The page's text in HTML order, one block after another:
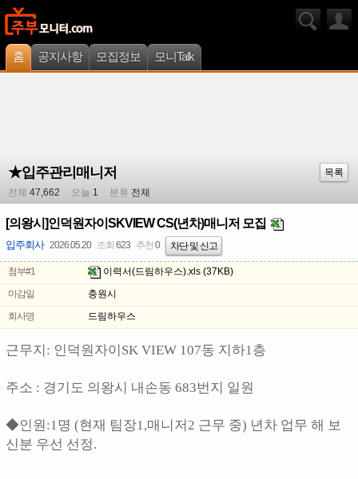
홈 공지사항 모집정보 모니Talk
★입주관리매니저
목록
전체 47,662 오늘 1 분류 전체
[의왕시]인덕원자이SKVIEW CS(년차)매니저 모집
입주회사 2026.05.20 조회 623 추천 0 차단 및 신고
첨부#1 이력서(드림하우스).xls (37KB)
마감일
충원시
회사명
드림하우스
근무지: 인덕원자이SK VIEW 107동 지하1층
주소 : 경기도 의왕시 내손동 683번지 일원
◆인원:1명 (현재 팀장1,매니저2 근무 중) 년차 업무 해 보
신분 우선 선정.